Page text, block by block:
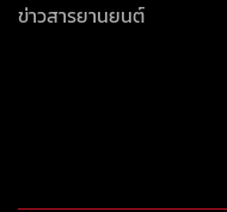
ข่าวสารยานยนต์